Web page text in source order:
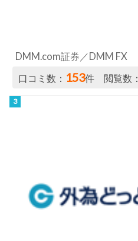
DMM.com証券／DMM FX
口コミ数： 153件 閲覧数：